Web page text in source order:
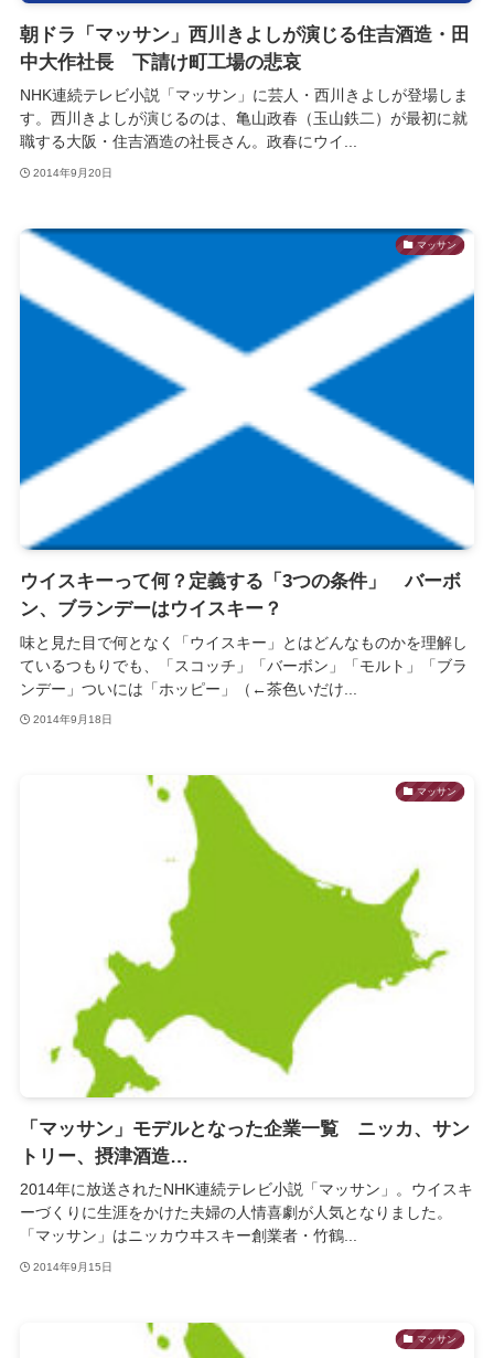
朝ドラ「マッサン」西川きよしが演じる住吉酒造・田
中大作社長 下請け町工場の悲哀
NHK連続テレビ小説「マッサン」に芸人・西川きよしが登場しま
す。西川きよしが演じるのは、亀山政春（玉山鉄二）が最初に就
職する大阪・住吉酒造の社長さん。政春にウイ...
2014年9月20日
マッサン
ウイスキーって何？定義する「3つの条件」 バーボ
ン、ブランデーはウイスキー？
味と見た目で何となく「ウイスキー」とはどんなものかを理解し
ているつもりでも、「スコッチ」「バーボン」「モルト」「ブラ
ンデー」ついには「ホッピー」（←茶色いだけ...
2014年9月18日
マッサン
「マッサン」モデルとなった企業一覧 ニッカ、サン
トリー、摂津酒造…
2014年に放送されたNHK連続テレビ小説「マッサン」。ウイスキ
ーづくりに生涯をかけた夫婦の人情喜劇が人気となりました。
「マッサン」はニッカウヰスキー創業者・竹鶴...
2014年9月15日
マッサン